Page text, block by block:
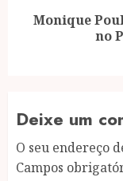
Next
Monique
no
Deixe um
O seu endereço
Campos